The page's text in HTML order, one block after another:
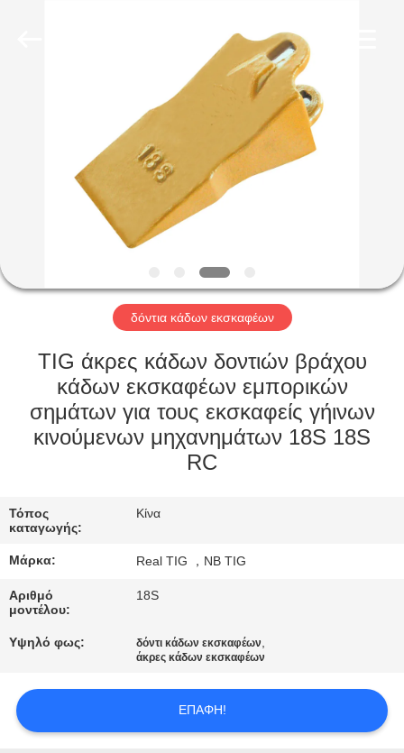
ΠΡΟΪΌΝΤΑ
ΠΕΡΊΠΟΥ
ΓΎΡΟΣ
ΕΡΓΟΣΤΑΣΊΩΝ
ΠΟΙΟΤΙΚΌΣ
ΈΛΕΓΧΟΣ
ΣΕ
ΕΠΑΦΉ
ΜΕ
ΖΗΤΉΣΤΕ
ΑΠΌΣΠΑΣΜΑ
δόντια κάδων εκσκαφέων
TIG άκρες κάδων δοντιών βράχου
κάδων εκσκαφέων εμπορικών
σημάτων για τους εκσκαφείς γήινων
κινούμενων μηχανημάτων 18S 18S
RC
Τόπος
καταγωγής:
Κίνα
Μάρκα: Real TIG ，NB TIG
Αριθμό
μοντέλου:
18S
Υψηλό φως: δόντι κάδων εκσκαφέων,
άκρες κάδων εκσκαφέων
ΕΠΑΦΉ!